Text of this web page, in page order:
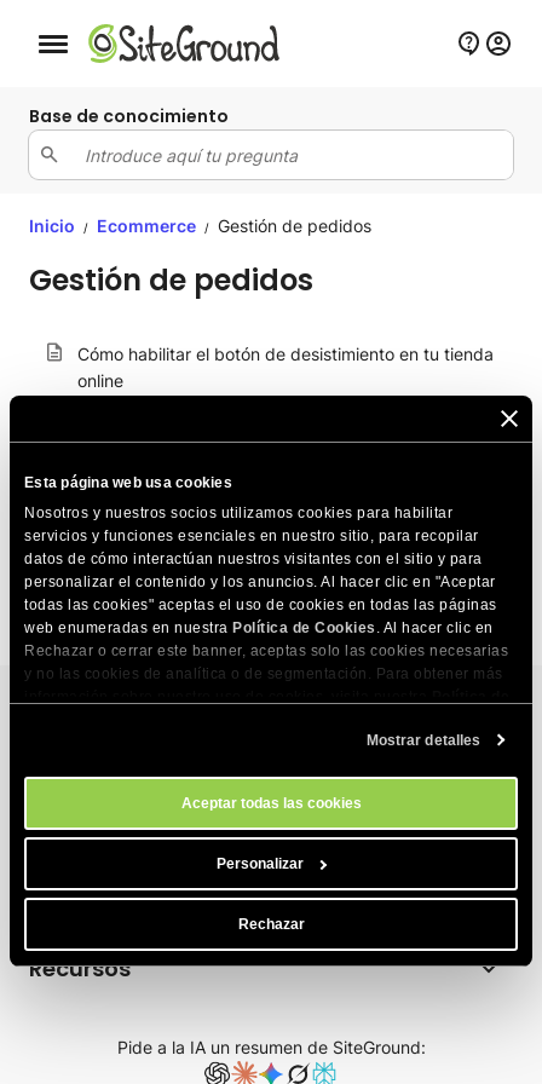
Esta página web usa cookies
Nosotros y nuestros socios utilizamos cookies para habilitar
servicios y funciones esenciales en nuestro sitio, para recopilar
datos de cómo interactúan nuestros visitantes con el sitio y para
personalizar el contenido y los anuncios. Al hacer clic en "Aceptar
todas las cookies" aceptas el uso de cookies en todas las páginas
web enumeradas en nuestra Política de Cookies . Al hacer clic en
Rechazar o cerrar este banner, aceptas solo las cookies necesarias
y no las cookies de analítica o de segmentación. Para obtener más
momento a través de la herramienta Configuración de Cookies de
Mostrar detalles
Aceptar todas las cookies
Personalizar
Rechazar
Botón de navegación móvil
Base de conocimiento
Inicio / Ecommerce / Gestión de pedidos
Gestión de pedidos
Cómo habilitar el botón de desistimiento en tu tienda
online
Cómo cambiar el estado del pedido
Cómo puedo ver los detalles de un solo pedido
Dónde puedo ver todos los pedidos
Hosting para WordPress
Hosting para WooCommerce
Programa de hosting para afiliados
Hosting Cloud
Productos
Coderick AI
Sobre Nosotros
Reseñas de SiteGround
Recursos
Base de conocimiento
Pide a la IA un resumen de SiteGround: